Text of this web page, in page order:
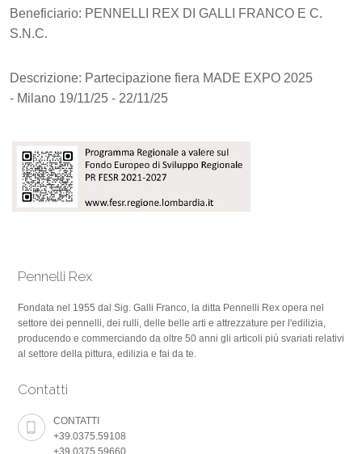
Beneficiario: PENNELLI REX DI GALLI FRANCO E C.
S.N.C.
Descrizione: Partecipazione fiera MADE EXPO 2025
- Milano 19/11/25 - 22/11/25
Pennelli Rex
Fondata nel 1955 dal Sig. Galli Franco, la ditta Pennelli Rex opera nel
settore dei pennelli, dei rulli, delle belle arti e attrezzature per l'edilizia,
producendo e commerciando da oltre 50 anni gli articoli più svariati relativi
al settore della pittura, edilizia e fai da te.
Contatti
CONTATTI
+39.0375.59108